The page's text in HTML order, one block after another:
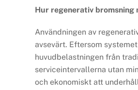
Hur regenerativ
Användningen av
avsevärt. Eftersom
huvudbelastningen från
serviceintervallerna utan
och ekonomiskt att